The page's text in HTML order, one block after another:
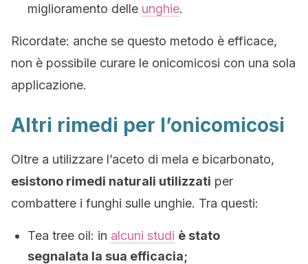
miglioramento delle unghie.
Ricordate: anche se questo metodo è efficace,
non è possibile curare le onicomicosi con una sola
applicazione.
Altri rimedi per l’onicomicosi
Oltre a utilizzare l’aceto di mela e bicarbonato,
esistono rimedi naturali utilizzati per
combattere i funghi sulle unghie. Tra questi:
Tea tree oil: in alcuni studi è stato
segnalata la sua efficacia;